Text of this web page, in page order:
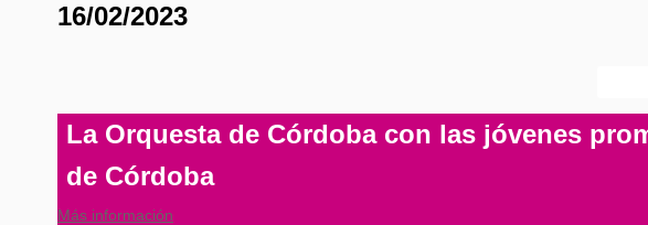
16/02/2023
La Orquesta de Córdoba con las jóvenes
de Córdoba
Más información